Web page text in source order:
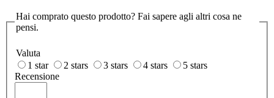
Hai comprato questo prodotto? Fai sapere agli altri cosa ne
pensi.
Valuta
1 star
2 stars 3 stars 4 stars
5 stars
Recensione